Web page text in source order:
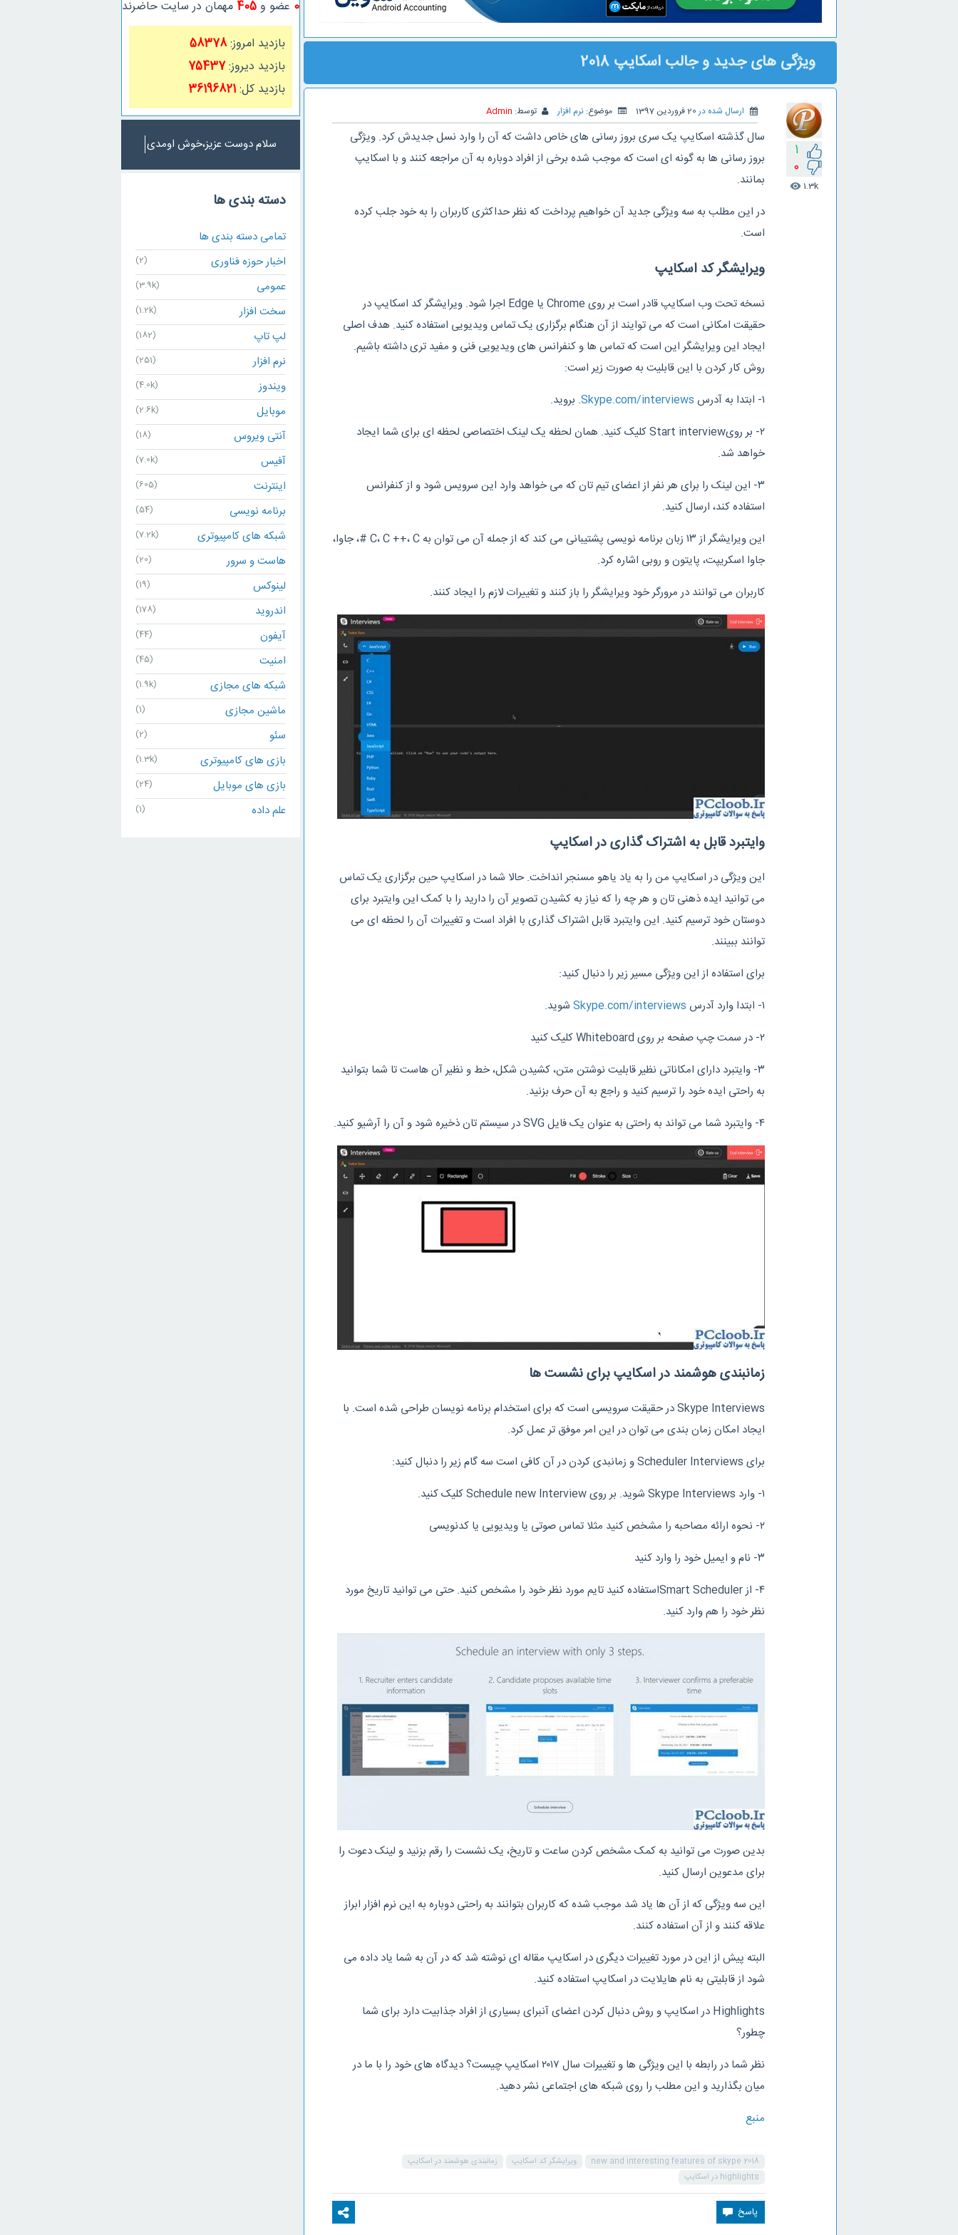
ویژگی های جدید و جالب اسکایپ 2018
1
0
1.3k
visibility
ارسال شده در 20 فروردین 1397 موضوع: نرم افزار توسط: Admin
سال گذشته اسکایپ یک سری بروز رسانی های خاص داشت که آن را وارد نسل جدیدش کرد. ویژگی
بروز رسانی ها به گونه ای است که موجب شده برخی از افراد دوباره به آن مراجعه کنند و با اسکایپ
بمانند.
در این مطلب به سه ویژگی جدید آن خواهیم پرداخت که نظر حداکثری کاربران را به خود جلب کرده
است.
ویرایشگر کد اسکایپ
نسخه تحت وب اسکایپ قادر است بر روی Chrome یا Edge اجرا شود. ویرایشگر کد اسکایپ در
حقیقت امکانی است که می توایند از آن هنگام برگزاری یک تماس ویدیویی استفاده کنید. هدف اصلی
ایجاد این ویرایشگر این است که تماس ها و کنفرانس های ویدیویی فنی و مفید تری داشته باشیم.
روش کار کردن با این قابلیت به صورت زیر است:
۱- ابتدا به آدرس
Skype.com/interviews. بروید.
۲- بر رویStart interview کلیک کنید. همان لحظه یک لینک اختصاصی لحظه ای برای شما ایجاد
خواهد شد.
۳- این لینک را برای هر نفر از اعضای تیم تان که می خواهد وارد این سرویس شود و از کنفرانس
استفاده کند، ارسال کنید.
این ویرایشگر از ۱۳ زبان برنامه نویسی پشتیبانی می کند که از جمله آن می توان به C، C ++، C #، جاوا،
جاوا اسکریپت، پایتون و روبی اشاره کرد.
کاربران می توانند در مرورگر خود ویرایشگر را باز کنند و تغییرات لازم را ایجاد کنند.
وایتبرد قابل به اشتراک گذاری در اسکایپ
این ویژگی در اسکایپ من را به یاد یاهو مسنجر انداخت. حالا شما در اسکایپ حین برگزاری یک تماس
می توانید ایده ذهنی تان و هر چه را که نیاز به کشیدن تصویر آن را دارید را با کمک این وایتبرد برای
دوستان خود ترسیم کنید. این وایتبرد قابل اشتراک گذاری با افراد است و تغییرات آن را لحظه ای می
توانند ببینند.
برای استفاده از این ویژگی مسیر زیر را دنبال کنید:
۱- ابتدا وارد آدرس
Skype.com/interviews شوید.
۲- در سمت چپ صفحه بر روی Whiteboard کلیک کنید
۳- وایتبرد دارای امکاناتی نظیر قابلیت نوشتن متن، کشیدن شکل، خط و نظیر آن هاست تا شما بتوانید
به راحتی ایده خود را ترسیم کنید و راجع به آن حرف بزنید.
۴- وایتبرد شما می تواند به راحتی به عنوان یک فایل SVG در سیستم تان ذخیره شود و آن را آرشیو کنید.
زمانبندی هوشمند در اسکایپ برای نشست ها
Skype Interviews در حقیقت سرویسی است که برای استخدام برنامه نویسان طراحی شده است. با
ایجاد امکان زمان بندی می توان در این امر موفق تر عمل کرد.
برای Scheduler Interviews و زمانبدی کردن در آن کافی است سه گام زیر را دنبال کنید:
۱- وارد Skype Interviews شوید. بر روی Schedule new Interview کلیک کنید.
۲- نحوه ارائه مصاحبه را مشخص کنید مثلا تماس صوتی یا ویدیویی یا کدنویسی
۳- نام و ایمیل خود را وارد کنید
۴- از Smart Schedulerاستفاده کنید تایم مورد نظر خود را مشخص کنید. حتی می توانید تاریخ مورد
نظر خود را هم وارد کنید.
بدین صورت می توانید به کمک مشخص کردن ساعت و تاریخ، یک نشست را رقم بزنید و لینک دعوت را
برای مدعوین ارسال کنید.
این سه ویژگی که از آن ها یاد شد موجب شده که کاربران بتوانند به راحتی دوباره به این نرم افزار ابراز
علاقه کنند و از آن استفاده کنند.
البته پیش از این در مورد تغییرات دیگری در اسکایپ مقاله ای نوشته شد که در آن به شما یاد داده می
شود از قابلیتی به نام هایلایت در اسکایپ استفاده کنید.
Highlights در اسکایپ و روش دنبال کردن اعضای آنبرای بسیاری از افراد جذابیت دارد برای شما
چطور؟
نظر شما در رابطه با این ویژگی ها و تغییرات سال ۲۰۱۷ اسکایپ چیست؟ دیدگاه های خود را با ما در
میان بگذارید و این مطلب را روی شبکه های اجتماعی نشر دهید.
منبع
new and interesting features of skype 2018 ویرایشگر کد اسکایپ
زمانبندی هوشمند در اسکایپ
highlights در اسکایپ
0 عضو و405 مهمان در سایت حاضرند
بازدید امروز:58378
بازدید دیروز:75437
بازدید کل:36196821
سلام دوست عزیز،خوش اوم
دسته بندی ها
تمامی دسته بندی ها
اخبار حوزه فناوری
(2)
عمومی (3.9k)
سخت افزار (1.2k)
لپ تاپ (182)
نرم افزار (251)
ویندوز (4.0k)
موبایل (2.6k)
آنتی ویروس (18)
آفیس (7.0k)
اینترنت (605)
برنامه نویسی (54)
شبکه های کامپیوتری (7.2k)
هاست و سرور (20)
لینوکس (19)
اندروید (178)
آیفون (44)
امنیت (45)
شبکه های مجازی (1.9k)
ماشین مجازی (1)
سئو (2)
بازی های کامپیوتری (1.3k)
بازی های موبایل (24)
علم داده (1)